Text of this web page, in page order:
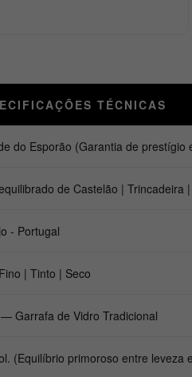
TÉCNICAS
do Esporão (Garantia de prestígio
de Castelão | Trincadeira
- Portugal
| Tinto | Seco
Garrafa de Vidro Tradicional
(Equilíbrio primoroso entre leveza